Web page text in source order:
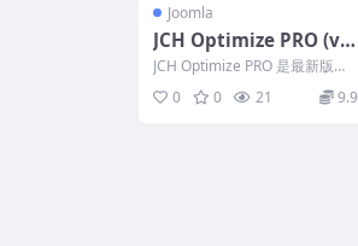
Joomla
JCH Optimize PRO (v9.
0.2) accelerate Joomla
JCH Optimize PRO 是最新版本
中最受欢迎的 Joomla 加速插
件...0 0 21 9.9